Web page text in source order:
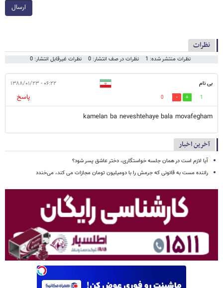
ارسال
نظرات
نظرات منتشر شده: 1 نظرات در صف انتشار: 0 نظرات غیرقابل انتشار: 0
بی نام ۰۶:۲۲ - ۱۳۸۸/۰۱/۲۳
1
0
پاسخ
kamelan ba neveshtehaye bala movafegham
آخرین اخبار
آیا لازم است در همان جلسه خواستگاری، دختر عاشق پسر شود؟
راننده مست به قانونی که جرمش را با دومیلیون تومان مجازات می کند، می‌خندد